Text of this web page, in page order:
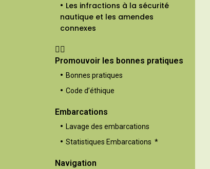
Les infractions à la sécurité
nautique et les amendes
connexes
Promouvoir les bonnes pratiques
Bonnes pratiques
Code d’éthique
Embarcations
Lavage des embarcations
Statistiques Embarcations *
Navigation